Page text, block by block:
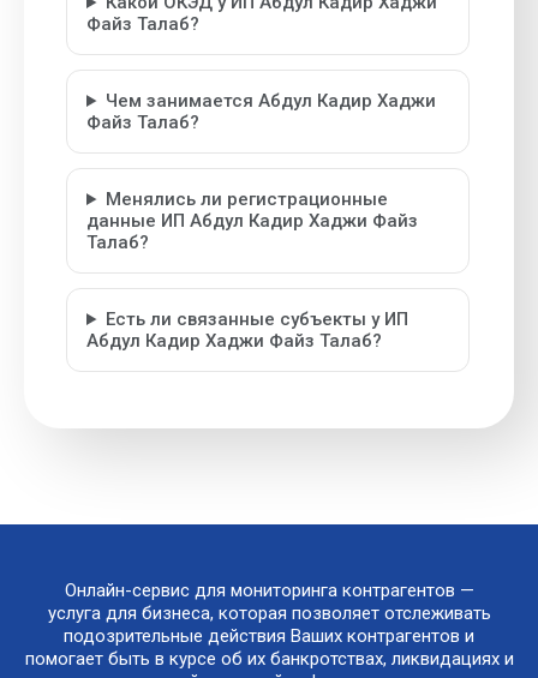
Файз Талаб?
Чем занимается Абдул Кадир Хаджи
Файз Талаб?
Менялись ли регистрационные
данные ИП Абдул Кадир Хаджи Файз
Талаб?
Есть ли связанные субъекты у ИП
Абдул Кадир Хаджи Файз Талаб?
Онлайн-сервис для мониторинга контрагентов —
услуга для бизнеса, которая позволяет отслеживать
подозрительные действия Ваших контрагентов и
помогает быть в курсе об их банкротствах, ликвидациях и